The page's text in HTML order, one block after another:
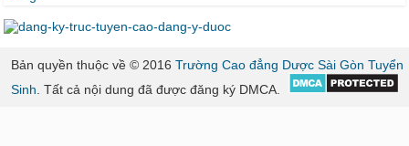
Bản quyền thuộc về © 2016 Trường Cao đẳng Dược Sài Gòn Tuyển
Sinh . Tất cả nội dung đã được đăng ký DMCA.